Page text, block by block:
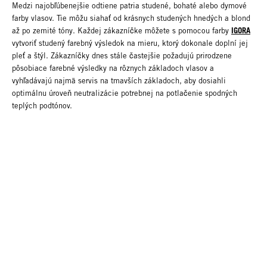
Medzi najobľúbenejšie odtiene patria studené, bohaté alebo dymové
farby vlasov. Tie môžu siahať od krásnych studených hnedých a blond
až po zemité tóny. Každej zákazníčke môžete s pomocou farby IGORA
vytvoriť studený farebný výsledok na mieru, ktorý dokonale doplní jej
pleť a štýl. Zákazníčky dnes stále častejšie požadujú prirodzene
pôsobiace farebné výsledky na rôznych základoch vlasov a
vyhľadávajú najmä servis na tmavších základoch, aby dosiahli
optimálnu úroveň neutralizácie potrebnej na potlačenie spodných
teplých podtónov.